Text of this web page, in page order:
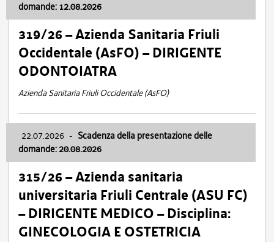
domande: 12.08.2026
319/26 – Azienda Sanitaria Friuli
Occidentale (AsFO) – DIRIGENTE
ODONTOIATRA
Azienda Sanitaria Friuli Occidentale (AsFO)
22.07.2026 - Scadenza della presentazione delle
domande: 20.08.2026
315/26 – Azienda sanitaria
universitaria Friuli Centrale (ASU FC)
– DIRIGENTE MEDICO – Disciplina:
GINECOLOGIA E OSTETRICIA